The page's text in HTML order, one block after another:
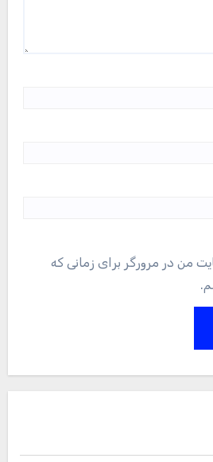
من در مرورگر برای زمانی که